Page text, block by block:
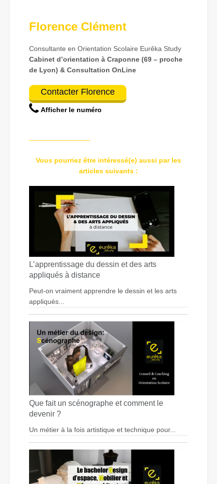
Florence Clément
Consultante en Orientation Scolaire Eurêka Study
Cabinet d’orientation à Craponne (69 – proche
de Lyon) & Consultation OnLine
Contacter Florence
Afficher le numéro
—————————
Vous pourriez être intéressé(e) aussi par les
articles suivants :
L’apprentissage du dessin et des arts
appliqués à distance
Peut-on vraiment apprendre le dessin et les arts
appliqués...
Que fait un scénographe et comment le
devenir ?
Un métier à la fois artistique et technique pour...